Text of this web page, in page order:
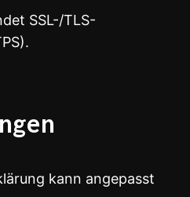
SSL-/TLS-
kann angepasst